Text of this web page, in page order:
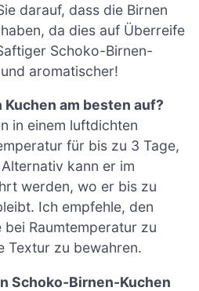
darauf, dass die Birnen
da dies auf Überreife
Schoko-Birnen-
aromatischer!
am besten auf?
in einem luftdichten
für bis zu 3 Tage,
kann er im
werden, wo er bis zu
Ich empfehle, den
bei Raumtemperatur zu
Textur zu bewahren.
Schoko-Birnen-Kuchen